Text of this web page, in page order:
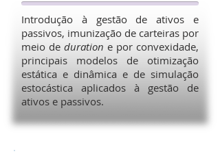
Introdução à gestão de ativos e
passivos, imunização de carteiras por
meio de duration e por convexidade,
principais modelos de otimização
estática e dinâmica e de simulação
estocástica aplicados à gestão de
ativos e passivos.